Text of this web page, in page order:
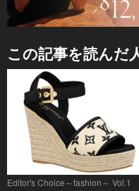
この記事を読んだ
Editor's Choice～fashion～ Vol.1